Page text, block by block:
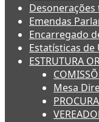
Emendas
Encarregado
Estatísticas de
ESTRUTURA
Mesa